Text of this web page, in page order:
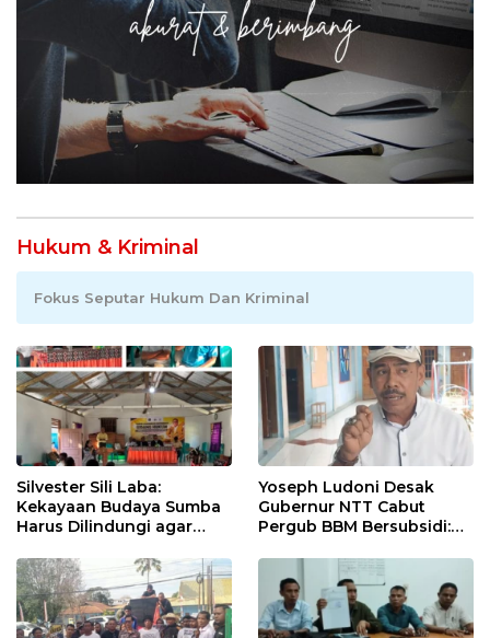
Hukum & Kriminal
Fokus Seputar Hukum Dan Kriminal
Silvester Sili Laba:
Kekayaan Budaya Sumba
Harus Dilindungi agar
Yoseph Ludoni Desak
Gubernur NTT Cabut
Pergub BBM Bersubsidi:
Tagih Pajak